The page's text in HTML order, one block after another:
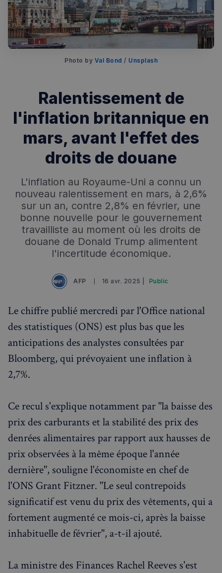
Rechercher dans Français à Londres - Magazine
RECHERCHES POPULAIRES
Annuaire des professionnels
Visites guidées
Événements à venir
Photo by Val Bond / Unsplash
Ralentissement de
l'inflation britannique en
mars, avant l'effet des
droits de douane
L'inflation au Royaume-Uni a connu un
nouveau ralentissement en mars, à 2,6%
sur un an, contre 2,8% en février, une
bonne nouvelle pour le gouvernement
travailliste au moment où les droits de
douane de Donald Trump alimentent
l'incertitude économique.
AFP 16 avr. 2025 | Public
Le chiffre publié mercredi par l'Office national
des statistiques (ONS) est plus bas que les
anticipations des analystes consultées par
Bloomberg, qui prévoyaient une inflation à
2,7%.
Ce recul s'explique notamment par "la baisse des
prix des carburants et la stabilité des prix des
denrées alimentaires par rapport aux hausses de
prix observées à la même époque l'année
dernière", souligne l'économiste en chef de
l'ONS Grant Fitzner. "Le seul contrepoids
significatif est venu du prix des vêtements, qui a
fortement augmenté ce mois-ci, après la baisse
inhabituelle de février", a-t-il ajouté.
La ministre des Finances Rachel Reeves s'est